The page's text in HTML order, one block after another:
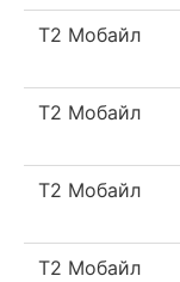
Т2 Мобайл
Т2 Мобайл
Т2 Мобайл
Т2 Мобайл